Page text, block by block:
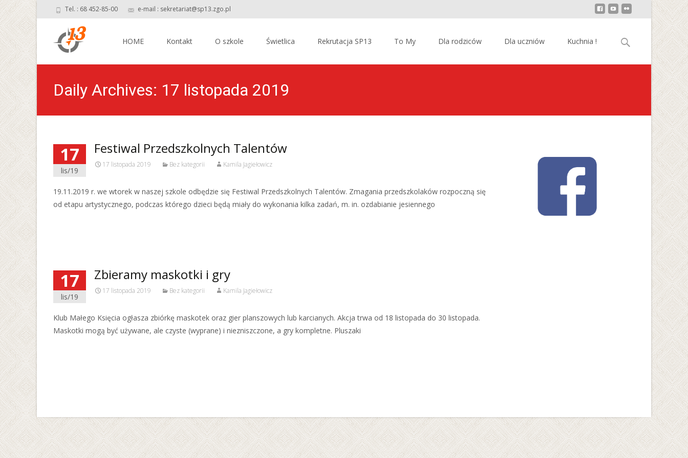
Tel. : 68 452-85-00 e-mail : sekretariat@sp13.zgo.pl
HOME Kontakt O szkole Świetlica Rekrutacja SP13 To My Dla rodziców Dla uczniów Kuchnia ! Szukaj:
Daily Archives: 17 listopada 2019
17
lis/19
Festiwal Przedszkolnych Talentów
17 listopada 2019 Bez kategorii Kamila Jagiełowicz
19.11.2019 r. we wtorek w naszej szkole odbędzie się Festiwal Przedszkolnych Talentów. Zmagania przedszkolaków rozpoczną się
od etapu artystycznego, podczas którego dzieci będą miały do wykonania kilka zadań, m. in. ozdabianie jesiennego
17
lis/19
Zbieramy maskotki i gry
17 listopada 2019 Bez kategorii Kamila Jagiełowicz
Klub Małego Księcia ogłasza zbiórkę maskotek oraz gier planszowych lub karcianych. Akcja trwa od 18 listopada do 30 listopada.
Maskotki mogą być używane, ale czyste (wyprane) i niezniszczone, a gry kompletne. Pluszaki